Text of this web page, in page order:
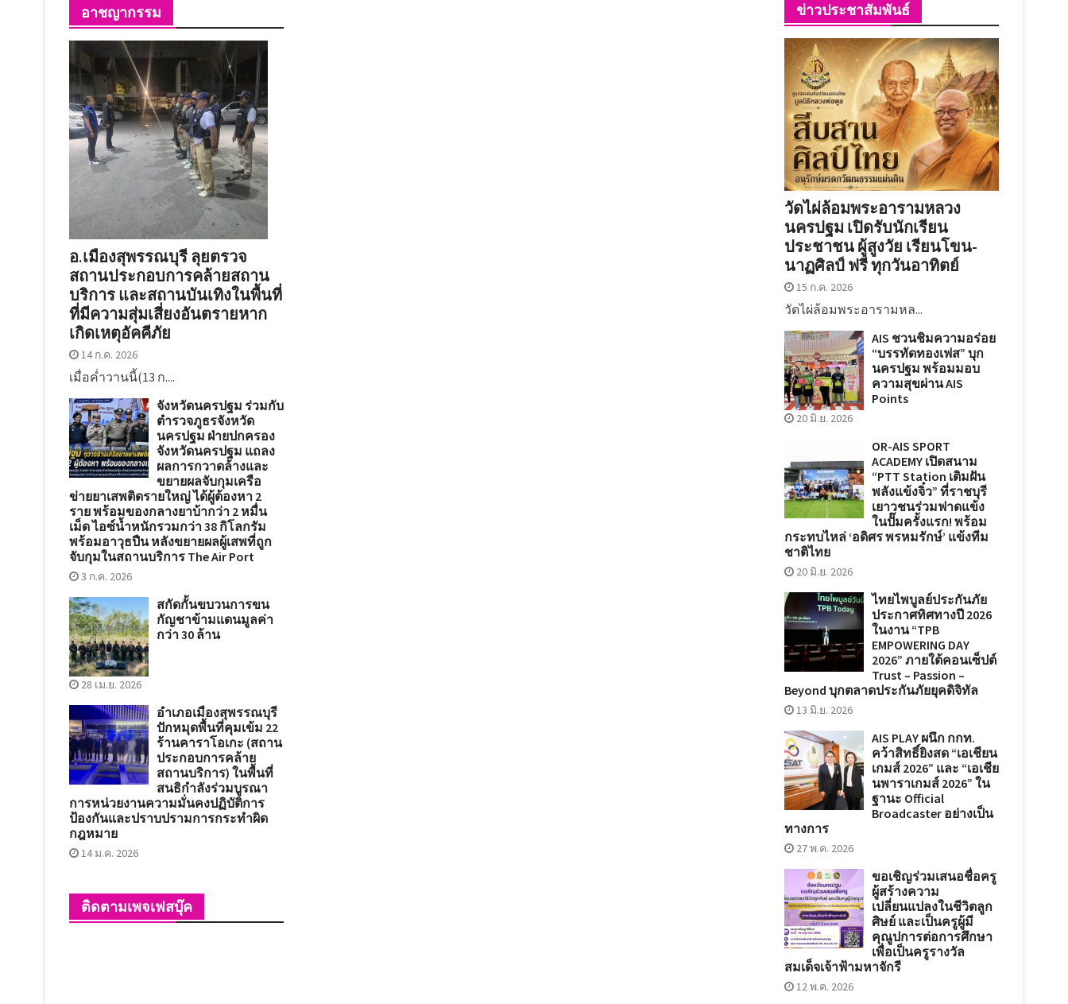
ข่าวประชาสัมพันธ์
วัดไผ่ล้อมพระอารามหลวง
นครปฐม เปิดรับนักเรียน
ประชาชน ผู้สูงวัย เรียนโขน-
นาฏศิลป์ ฟรี ทุกวันอาทิตย์
15 ก.ค. 2026
วัดไผ่ล้อมพระอารามหล...
AIS ชวนชิมความอร่อย
“บรรทัดทองเฟส” บุก
นครปฐม พร้อมมอบ
ความสุขผ่าน AIS
Points
20 มิ.ย. 2026
OR-AIS SPORT
ACADEMY เปิดสนาม
“PTT Station เติมฝัน
พลังแข้งจิ๋ว” ที่ราชบุรี
เยาวชนร่วมฟาดแข้ง
ในปั๊มครั้งแรก! พร้อม
กระทบไหล่ ‘อดิศร พรหมรักษ์’ แข้งทีม
ชาติไทย
20 มิ.ย. 2026
ไทยไพบูลย์ประกันภัย
ประกาศทิศทางปี 2026
ในงาน “TPB
EMPOWERING DAY
2026” ภายใต้คอนเซ็ปต์
Trust – Passion –
Beyond บุกตลาดประกันภัยยุคดิจิทัล
13 มิ.ย. 2026
AIS PLAY ผนึก กกท.
คว้าสิทธิ์ยิงสด “เอเชียน
เกมส์ 2026” และ “เอเชีย
นพาราเกมส์ 2026” ใน
ฐานะ Official
Broadcaster อย่างเป็น
ทางการ
27 พ.ค. 2026
ขอเชิญร่วมเสนอชื่อครู
ผู้สร้างความ
เปลี่ยนแปลงในชีวิตลูก
ศิษย์ และเป็นครูผู้มี
คุณูปการต่อการศึกษา
เพื่อเป็นครูรางวัล
สมเด็จเจ้าฟ้ามหาจักรี
12 พ.ค. 2026
อาชญากรรม
อ.เมืองสุพรรณบุรี ลุยตรวจ
สถานประกอบการคล้ายสถาน
บริการ และสถานบันเทิงในพื้นที่
ที่มีความสุ่มเสี่ยงอันตรายหาก
เกิดเหตุอัคคีภัย
14 ก.ค. 2026
เมื่อค่ำวานนี้(13 ก....
จังหวัดนครปฐม ร่วมกับ
ตำรวจภูธรจังหวัด
นครปฐม ฝ่ายปกครอง
จังหวัดนครปฐม แถลง
ผลการกวาดล้างและ
ขยายผลจับกุมเครือ
ข่ายยาเสพติดรายใหญ่ ได้ผู้ต้องหา 2
ราย พร้อมของกลางยาบ้ากว่า 2 หมื่น
เม็ด ไอซ์น้ำหนักรวมกว่า 38 กิโลกรัม
พร้อมอาวุธปืน หลังขยายผลผู้เสพที่ถูก
จับกุมในสถานบริการ The Air Port
3 ก.ค. 2026
สกัดกั้นขบวนการขน
กัญชาข้ามแดนมูลค่า
กว่า 30 ล้าน
28 เม.ย. 2026
อำเภอเมืองสุพรรณบุรี
ปักหมุดพื้นที่คุมเข้ม 22
ร้านคาราโอเกะ (สถาน
ประกอบการคล้าย
สถานบริการ) ในพื้นที่
สนธิกำลังร่วมบูรณา
การหน่วยงานความมั่นคงปฏิบัติการ
ป้องกันและปราบปรามการกระทำผิด
กฎหมาย
14 ม.ค. 2026
ติดตามเพจเฟสบุ๊ค